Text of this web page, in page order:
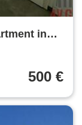
in
500 €